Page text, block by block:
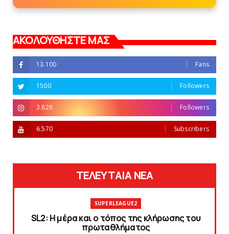
ΑΚΟΛΟΥΘΗΣΤΕ ΜΑΣ
13.100 Fans
1500 Followers
3.826 Followers
6.570 Subscribers
ΤΕΛΕΥΤΑΙΑ ΝΕΑ
SUPERLEAGUE2
SL2: Η μέρα και ο τόπος της κλήρωσης του
πρωταθλήματος